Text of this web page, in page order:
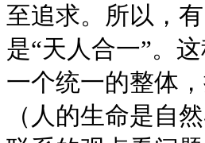
至追求。所以，
是“天人合一”。
一个统一的整体
（人的生命是自